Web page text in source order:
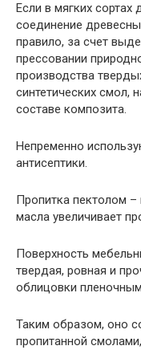
Если в мягких
соединение
правило, за счет
прессовании
производства
синтетических смол,
составе композита.
Непременно
антисептики.
Пропитка пектолом –
масла увеличивает
Поверхность
твердая, ровная и
облицовки
Таким образом, оно
пропитанной